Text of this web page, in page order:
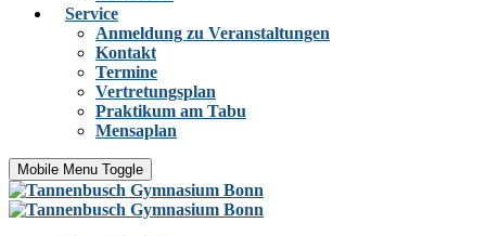
Service
Anmeldung zu Veranstaltungen
Kontakt
Termine
Vertretungsplan
Praktikum am Tabu
Mensaplan
Mobile Menu Toggle